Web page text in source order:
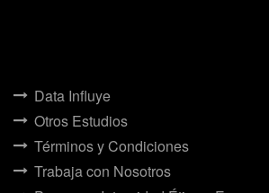
Data Influye
Otros Estudios
Términos y Condiciones
Trabaja con Nosotros